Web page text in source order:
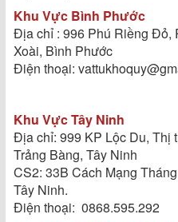
Khu Vực Bình Phước
Địa chỉ : 996 Phú Riềng Đỏ,
Xoài, Bình Phước
Điện thoại:
Khu Vực Tây Ninh
Địa chỉ: 999 KP Lộc Du, Thị
Trảng Bàng, Tây Ninh
CS2: 33B Cách Mạng
Tây Ninh.
Điện thoại: 0868.595.292